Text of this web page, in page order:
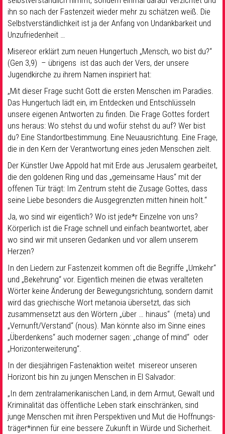
ihn so nach der Fastenzeit wieder mehr zu schätzen weiß. Die
Selbstverständlichkeit ist ja der Anfang von Undankbarkeit und
Unzufriedenheit …
Misereor erklärt zum neuen Hungertuch „Mensch, wo bist du?“
(Gen 3,9) – übrigens ist das auch der Vers, der unsere
Jugendkirche zu ihrem Namen inspiriert hat:
„Mit dieser Frage sucht Gott die ersten Menschen im Paradies.
Das Hungertuch lädt ein, im Entdecken und Entschlüsseln
unsere eigenen Antworten zu finden. Die Frage Gottes fordert
uns heraus: Wo stehst du und wofür stehst du auf? Wer bist
du? Eine Standortbestimmung. Eine Neuausrichtung. Eine Frage,
die in den Kern der Verantwortung eines jeden Menschen zielt.
Der Künstler Uwe Appold hat mit Erde aus Jerusalem gearbeitet,
die den goldenen Ring und das „gemeinsame Haus“ mit der
offenen Tür trägt: Im Zentrum steht die Zusage Gottes, dass
seine Liebe besonders die Ausgegrenzten mitten hinein holt.“
Ja, wo sind wir eigentlich? Wo ist jede*r Einzelne von uns?
Körperlich ist die Frage schnell und einfach beantwortet, aber
wo sind wir mit unseren Gedanken und vor allem unserem
Herzen?
In den Liedern zur Fastenzeit kommen oft die Begriffe „Umkehr“
und „Bekehrung“ vor. Eigentlich meinen die etwas veralteten
Wörter keine Änderung der Bewegungsrichtung, sondern damit
wird das griechische Wort metanoia übersetzt, das sich
zusammensetzt aus den Wörtern „über … hinaus“ (meta) und
„Vernunft/Verstand“ (nous). Man könnte also im Sinne eines
„Überdenkens“ auch moderner sagen: „change of mind“ oder
„Horizonterweiterung“.
In der diesjährigen Fastenaktion weitet misereor unseren
Horizont bis hin zu jungen Menschen in El Salvador:
„In dem zentralamerikanischen Land, in dem Armut, Gewalt und
Kriminalität das öffentliche Leben stark einschränken, sind
junge Menschen mit ihren Perspektiven und Mut die Hoffnungs-
träger*innen für eine bessere Zukunft in Würde und Sicherheit.